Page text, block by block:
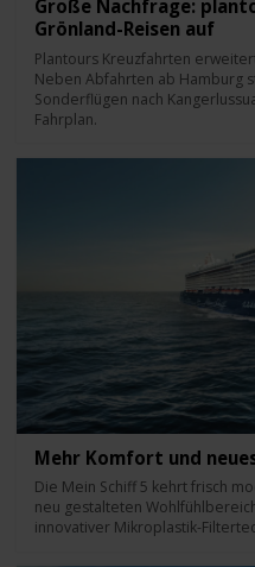
Große Nachfrage:
Grönland-Reisen auf
Plantours Kreuzfahrten
Neben Abfahrten ab Hamburg
Sonderflügen nach
Fahrplan.
Mehr Komfort und
Die Mein Schiff 5 kehrt frisch
neu gestalteten
innovativer Mikroplastik-